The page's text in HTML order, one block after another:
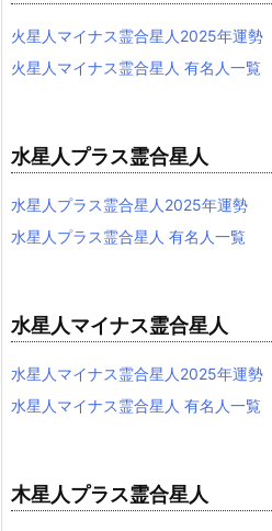
火星人マイナス霊合星人2025年運勢
火星人マイナス霊合星人 有名人一覧
水星人プラス霊合星人
水星人プラス霊合星人2025年運勢
水星人プラス霊合星人 有名人一覧
水星人マイナス霊合星人
水星人マイナス霊合星人2025年運勢
水星人マイナス霊合星人 有名人一覧
木星人プラス霊合星人